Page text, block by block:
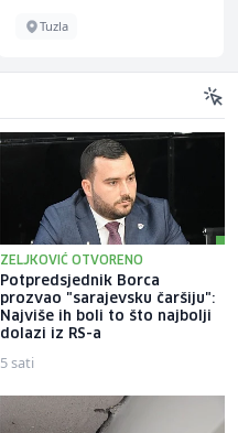
Tuzla
ZELJKOVIĆ OTVORENO
Potpredsjednik Borca
prozvao "sarajevsku čaršiju":
Najviše ih boli to što najbolji
dolazi iz RS-a
5 sati